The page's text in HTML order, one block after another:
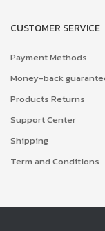
CUSTOMER SERVICE
Payment Methods
Money-back
Products Returns
Support Center
Shipping
Term and Conditions